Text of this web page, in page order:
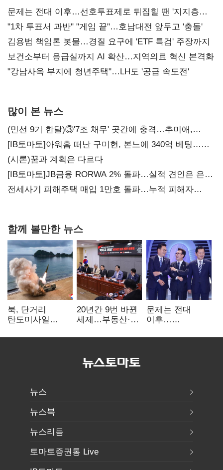
문제는 전대 이후…선호투표제로 뒤집힐 땐 '지지층
불복'
"1차 투표서 과반" "게임 끝"…호남대전 앞두고 '충돌'
김용범 책임론 봇물…경질 요구에 'ETF 특검' 주장까지
보건소부터 응급실까지 AI 확산…지역의료 혁신 본격화
"강남사옥 부지에 청년주택"…LH도 '공급 속도전'
많이 본 뉴스
(민선 9기 한달)③'7조 채무' 곳간에 충격…추미애,
20년만에 '비상재정' 선언 승부수
[IB토마토]아워홈 떠난 구미현, 본느에 340억 베팅…
가족 지배체제 구축
(시론)꿈과 계획은 다르다
[IB토마토]JB금융 RORWA 2% 돌파…실적 견인은 은행
아닌 캐피탈
전세사기 피해주택 매입 1만호 돌파…누적 피해자
함께 볼만한 뉴스
북, 단거리
탄도미사일
"즉각 중단 촉구"
20년간 9번 바뀐
세제…부동산·
건드렸다
문제는 전대
이후…
뒤집힐 땐
뉴스
뉴스북
뉴스리듬
토마토증권통 Live